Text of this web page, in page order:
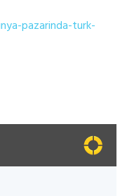
pazarinda-turk-